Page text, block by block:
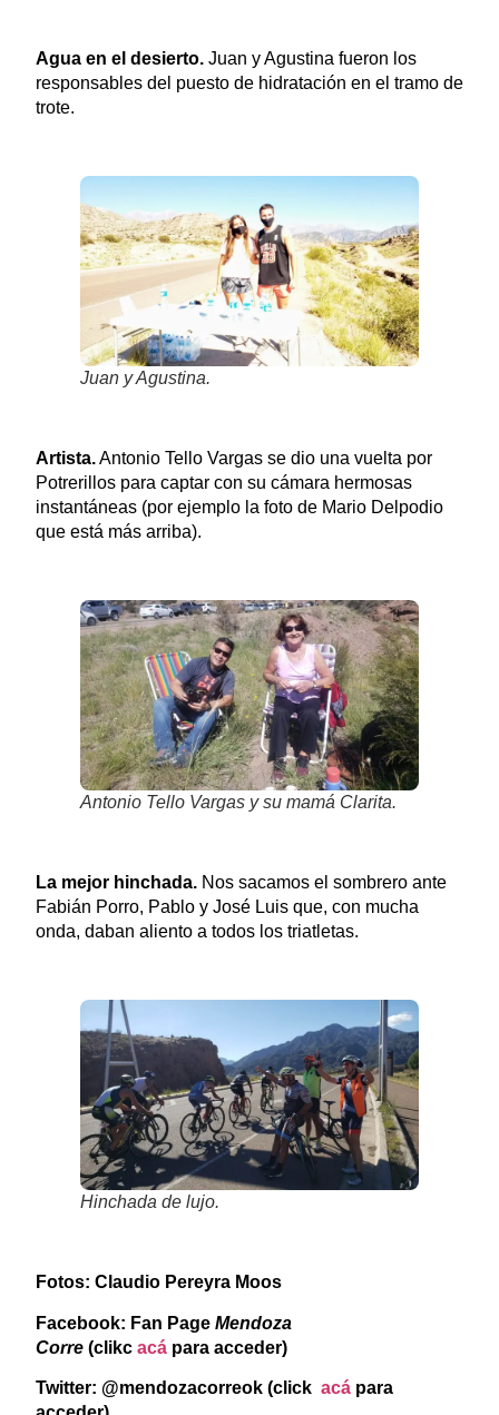
Agua en el desierto.Juan y Agustina fueron los
responsables del puesto de hidratación en el tramo de
trote.
Juan y Agustina.
Artista.Antonio Tello Vargas se dio una vuelta por
Potrerillos para captar con su cámara hermosas
instantáneas (por ejemplo la foto de Mario Delpodio
que está más arriba).
Antonio Tello Vargas y su mamá Clarita.
La mejor hinchada.Nos sacamos el sombrero ante
Fabián Porro, Pablo y José Luis que, con mucha
onda, daban aliento a todos los triatletas.
Hinchada de lujo.
Fotos: Claudio Pereyra Moos
Facebook: Fan Page Mendoza
Corre(clikc acápara acceder)
Twitter: @mendozacorreok (click acápara